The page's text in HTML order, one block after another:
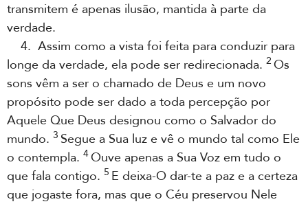
transmitem é apenas ilusão, mantida à parte da
verdade.
4. Assim como a vista foi feita para conduzir para
longe da verdade, ela pode ser redirecionada. 2 Os
sons vêm a ser o chamado de Deus e um novo
propósito pode ser dado a toda percepção por
Aquele Que Deus designou como o Salvador do
mundo. 3 Segue a Sua luz e vê o mundo tal como Ele
o contempla. 4Ouve apenas a Sua Voz em tudo o
que fala contigo. 5 E deixa-O dar-te a paz e a certeza
que jogaste fora, mas que o Céu preservou Nele